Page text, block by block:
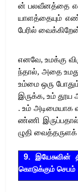
ன் பலவீனத்தை
யாளத்தையும்
பேரில்
எனவே,உமக்கு
ந்தால், அதை
உம்மை ஒரு
இருக்க, உம் தூய
.உம் அடிமையாக
ண்ணி இருப்பதால்
ழுதி வைத்தருளக்
9. இயேசுவின்
கொடுக்கும் செபம்